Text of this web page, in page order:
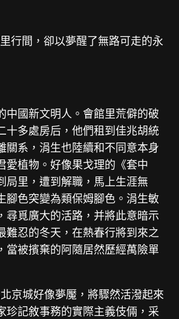
行間，卻以夢醒了無路可走的永
中國新文明人。會館里荒僻的破
十多處房后，他們租到佳兆胡統
關系，涓生也陸續和不同意本身
愛植物。好像果戈理的《套中
局里，遭到解職，馬上生涯無
腳色突變為類保姆腳色。涓生敏
尋覓廣大的活路，并將此意暗示
難忍的冬天，在熱春行將到來之
當被擯棄的阿隨居然歷經萬險單
京城好像夢魘，將驟然活潑起來
珍記敘事務的實際主義伎倆，采